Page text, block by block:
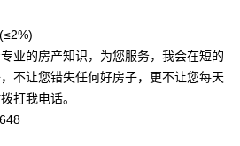
业的房产知识，为您服务，我会在短的
不让您错失任何好房子，更不让您每天
打我电话。